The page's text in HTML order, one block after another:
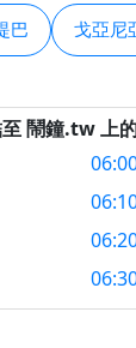
巴 戈亞尼
鬧鐘.tw 上